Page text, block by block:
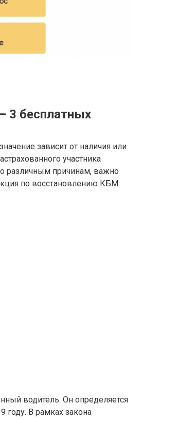
3 бесплатных
зависит от наличия или
участника
различным причинам, важно
по восстановлению КБМ.
водитель. Он определяется
году. В рамках закона